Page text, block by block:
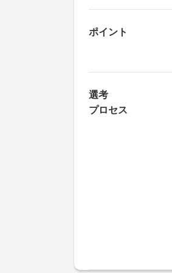
ポイント
選考
プロセス